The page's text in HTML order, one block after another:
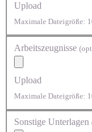
Upload
Maximale Dateigröße:
Arbeitszeugnisse
Upload
Maximale Dateigröße:
Sonstige Unterlagen